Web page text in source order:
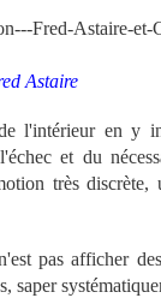
Astaire
l'intérieur en y
et du
très
pas afficher
saper